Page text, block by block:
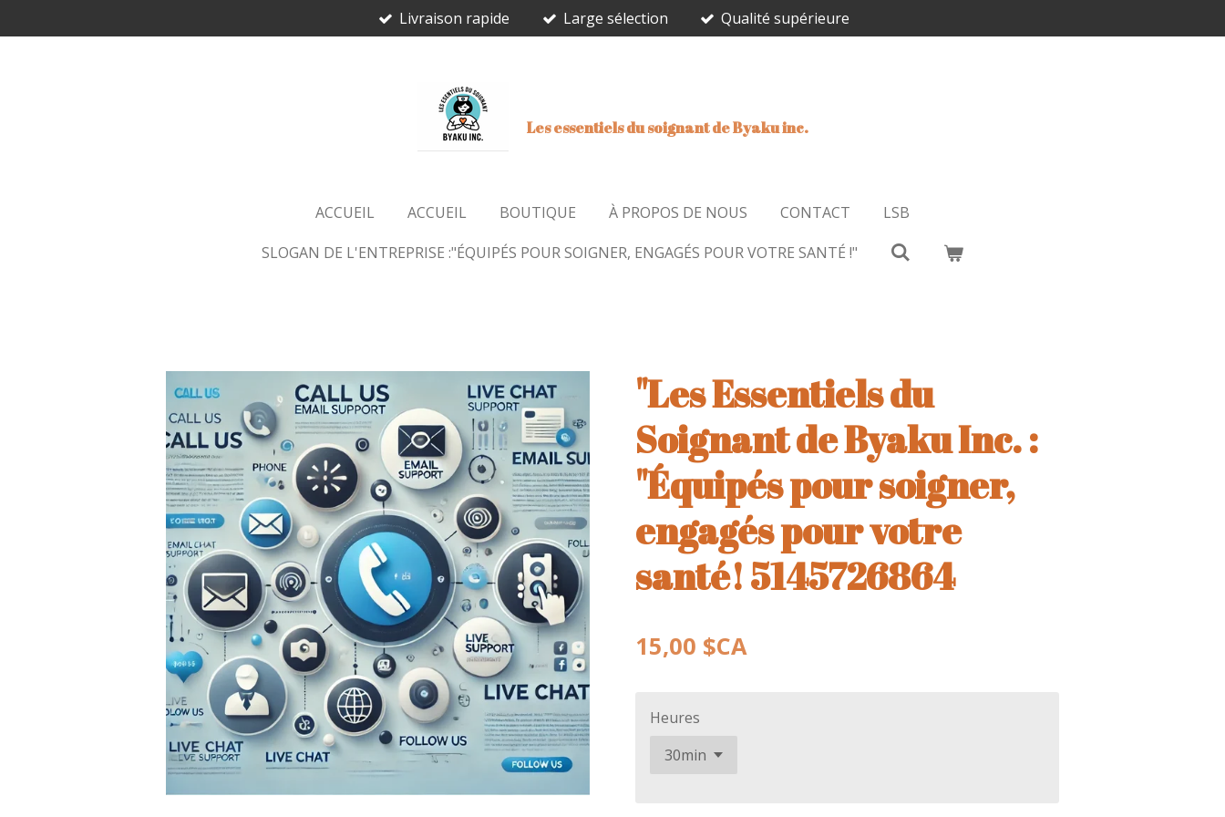
au
Livraison rapide Large sélection Qualité supérieure
Les essentiels du soignant de Byaku inc.
ACCUEIL ACCUEIL BOUTIQUE À PROPOS DE NOUS CONTACT
LSB
SLOGAN DE L'ENTREPRISE :"ÉQUIPÉS POUR SOIGNER, ENGAGÉS POUR VOTRE SANTÉ !"
"Les Essentiels du
Soignant de Byaku Inc. :
"Équipés pour soigner,
engagés pour votre
santé! 5145726864
15,00 $CA
Heures